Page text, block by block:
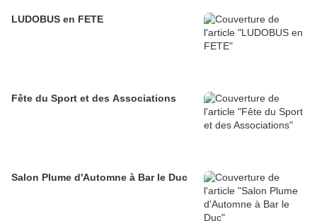
LUDOBUS en FETE
Fête du Sport et des Associations
Salon Plume d'Automne à Bar le Duc